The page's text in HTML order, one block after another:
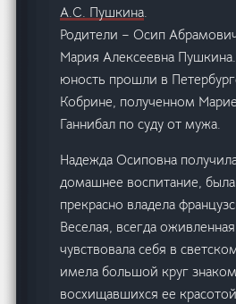
А.С. Пушкина.
Родители – Осип
Мария Алексеевна
юность прошли в
Кобрине, полученном
Ганнибал по суду от мужа.
Надежда Осиповна
домашнее воспитание, была
прекрасно владела
Веселая, всегда
чувствовала себя в
имела большой круг
восхищавшихся ее